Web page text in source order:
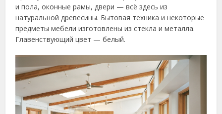
и пола, оконные рамы, двери — всё здесь из
натуральной древесины. Бытовая техника и некоторые
предметы мебели изготовлены из стекла и металла.
Главенствующий цвет — белый.